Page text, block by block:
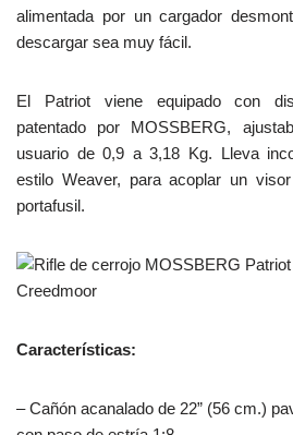
alimentada por un cargador
descargar sea muy fácil.
El Patriot viene equipado con
patentado por MOSSBERG,
usuario de 0,9 a 3,18 Kg. Lleva
estilo Weaver, para acoplar un
portafusil.
Características:
– Cañón acanalado de 22” (56 cm.)